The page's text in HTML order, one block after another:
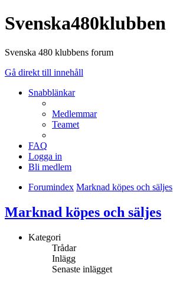
Svenska480klubben
Svenska 480 klubbens forum
Gå direkt till innehåll
Snabblänkar
Medlemmar
Teamet
FAQ
Logga in
Bli medlem
Forumindex Marknad köpes och säljes
Marknad köpes och säljes
Kategori
Trådar
Inlägg
Senaste inlägget